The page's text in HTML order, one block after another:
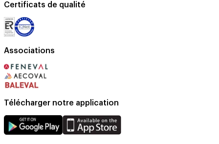
Certificats de qualité
Associations
Télécharger notre application